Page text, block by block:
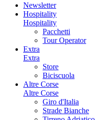
Newsletter
Hospitality
Hospitality
Pacchetti
Tour Operator
Extra
Extra
Store
Biciscuola
Altre Corse
Altre Corse
Giro d'Italia
Strade Bianche